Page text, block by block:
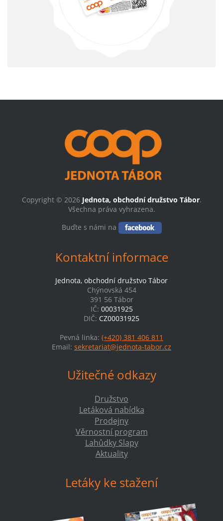
Copyright © 2026 Jednota, obchodní družstvo Tábor.
Všechna práva vyhrazena.
Buďte s námi na
Kontaktní informace
Jednota, obchodní družstvo Tábor
Chýnovská 454
391 56 Tábor
IČ: 00031925
DIČ: CZ00031925
Pevná linka: (+420) 381 406 811
Email: sekretariat@jednota-tabor.cz
Užitečné odkazy
Družstvo
Letáková nabídka
Prodejny
Věrnostní program
Lahůdky Slapy
Aktuality
Letáky ke stažení